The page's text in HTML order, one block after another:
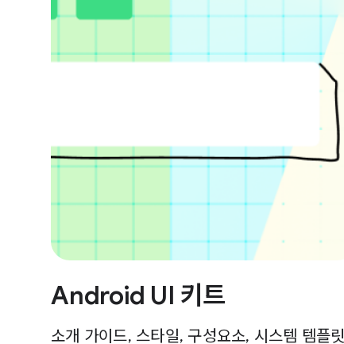
Android UI 키트
소개 가이드, 스타일, 구성요소, 시스템 템플릿